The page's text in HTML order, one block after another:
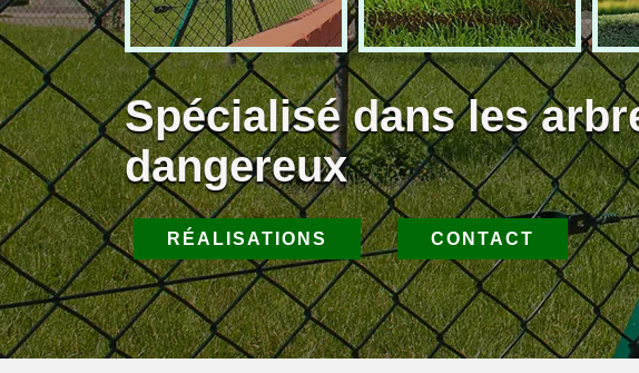
Spécialisé dans les
dangereux
RÉALISATIONS CONTACT